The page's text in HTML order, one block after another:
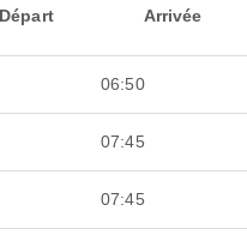
Départ Arrivée
06:50
07:45
07:45